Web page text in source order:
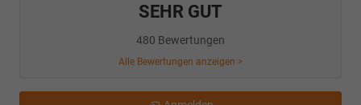
SEHR GUT
480 Bewertungen
Alle Bewertungen anzeigen >